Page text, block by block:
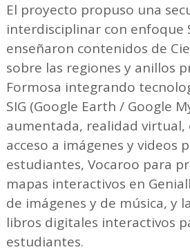
El proyecto propuso una
interdisciplinar con enfoque
enseñaron contenidos de
sobre las regiones y anillos
Formosa integrando
SIG (Google Earth / Google
aumentada, realidad virtual,
acceso a imágenes y videos
estudiantes, Vocaroo para
mapas interactivos en
de imágenes y de música, y
libros digitales interactivos
estudiantes.